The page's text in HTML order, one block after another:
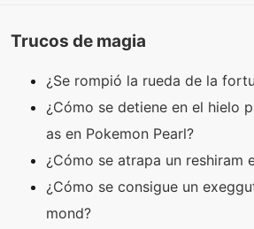
Trucos de magia
¿Se rompió la rueda de la
¿Cómo se detiene en el hielo
as en Pokemon Pearl?
¿Cómo se atrapa un reshiram
¿Cómo se consigue un
mond?